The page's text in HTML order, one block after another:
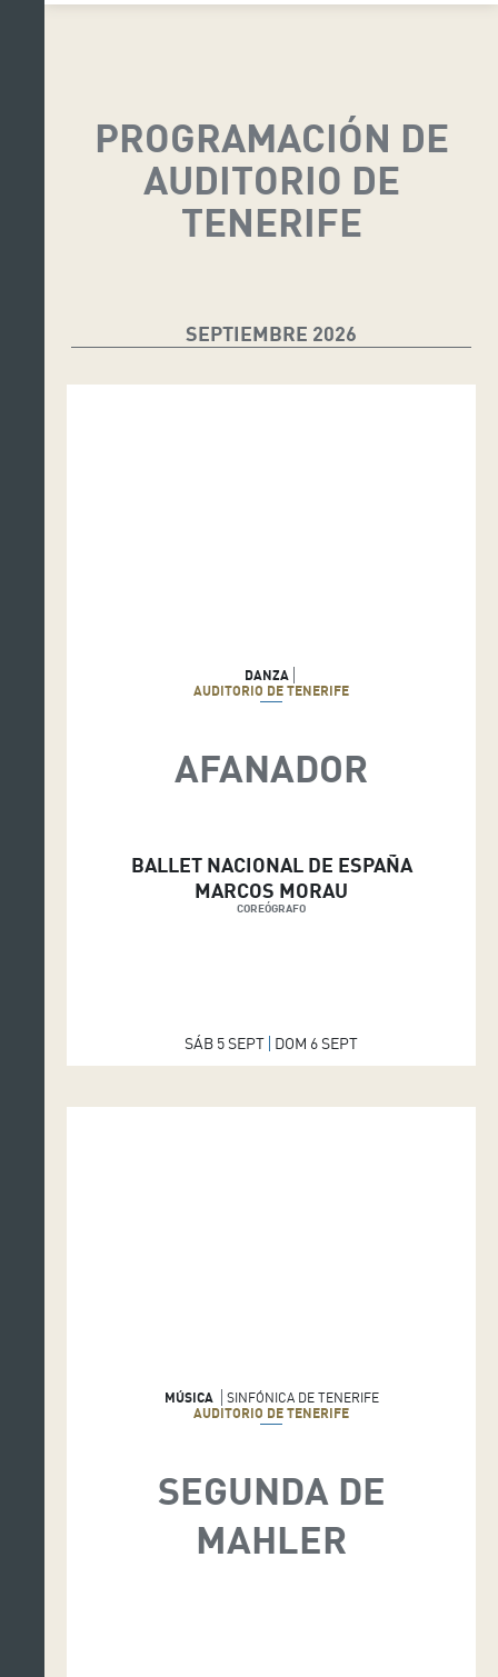
PROGRAMACIÓN DE
AUDITORIO DE
TENERIFE
SEPTIEMBRE 2026
DANZA
AUDITORIO DE TENERIFE
AFANADOR
BALLET NACIONAL DE ESPAÑA
MARCOS MORAU
COREÓGRAFO
SÁB 5 SEPT DOM 6 SEPT
MÚSICA
SINFÓNICA DE TENERIFE
AUDITORIO DE TENERIFE
SEGUNDA DE
MAHLER